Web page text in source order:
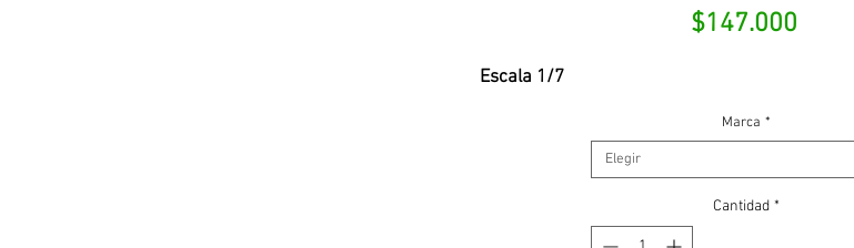
$147.000Precio
Escala 1/7
Marca *
Elegir
Cantidad *